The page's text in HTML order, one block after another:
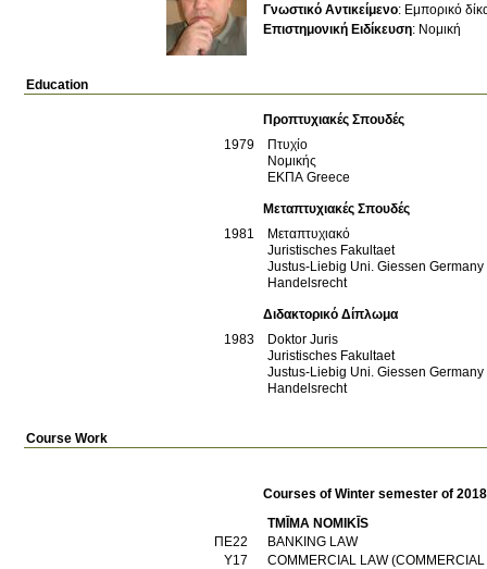
Γνωστικό Αντικείμενο: Εμπορικό
Επιστημονική Ειδίκευση: Νομική
Education
Προπτυχιακές Σπουδές
1979
Πτυχίο
Νομικής
ΕΚΠΑ Greece
Μεταπτυχιακές Σπουδές
1981
Μεταπτυχιακό
Juristisches Fakultaet
Justus-Liebig Uni. Giessen Germany
Handelsrecht
Διδακτορικό Δίπλωμα
1983
Doktor Juris
Juristisches Fakultaet
Justus-Liebig Uni. Giessen Germany
Handelsrecht
Course Work
Courses of Winter semester of
TMĪMA NOMIKĪS
ΠΕ22
BANKING LAW
Υ17
COMMERCIAL LAW